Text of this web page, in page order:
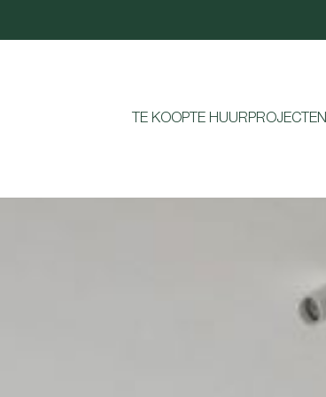
TE KOOPTE HUUR PROJECTEN